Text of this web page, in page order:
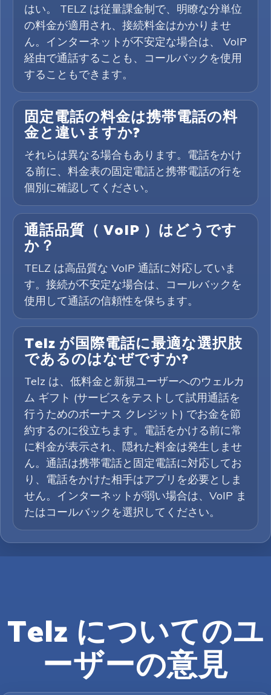
はい。 TELZ は従量課金制で、明瞭な分単位
の料金が適用され、接続料金はかかりませ
ん。インターネットが不安定な場合は、 VoIP
経由で通話することも、コールバックを使用
することもできます。
固定電話の料金は携帯電話の料
金と違いますか?
それらは異なる場合もあります。電話をかけ
る前に、料金表の固定電話と携帯電話の行を
個別に確認してください。
通話品質（ VoIP ）はどうです
か？
TELZ は高品質な VoIP 通話に対応していま
す。接続が不安定な場合は、コールバックを
使用して通話の信頼性を保ちます。
Telz が国際電話に最適な選択肢
であるのはなぜですか?
Telz は、低料金と新規ユーザーへのウェルカ
ム ギフト (サービスをテストして試用通話を
行うためのボーナス クレジット) でお金を節
約するのに役立ちます。電話をかける前に常
に料金が表示され、隠れた料金は発生しませ
ん。通話は携帯電話と固定電話に対応してお
り、電話をかけた相手はアプリを必要としま
せん。インターネットが弱い場合は、VoIP ま
たはコールバックを選択してください。
Telz についてのユ
ーザーの意見